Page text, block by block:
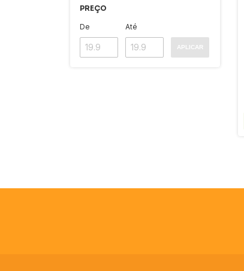
PREÇO
De Até
APLICAR